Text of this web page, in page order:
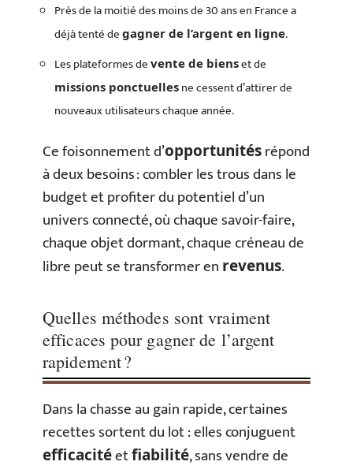
Près de la moitié des moins de 30 ans en France a
déjà tenté de gagner de l’argent en ligne.
Les plateformes de vente de bienset de
missions ponctuelles ne cessent d’attirer de
nouveaux utilisateurs chaque année.
Ce foisonnement d’opportunitésrépond
à deux besoins : combler les trous dans le
budget et profiter du potentiel d’un
univers connecté, où chaque savoir-faire,
chaque objet dormant, chaque créneau de
libre peut se transformer en revenus.
Quelles méthodes sont vraiment
efficaces pour gagner de l’argent
rapidement ?
Dans la chasse au gain rapide, certaines
recettes sortent du lot : elles conjuguent
efficacitéetfiabilité, sans vendre de